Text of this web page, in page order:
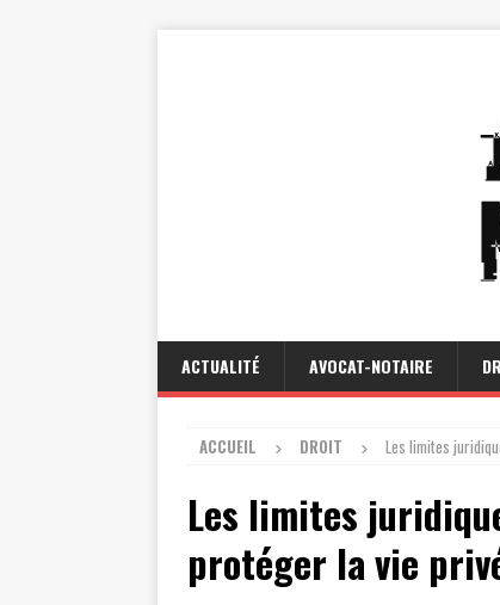
ACTUALITÉ AVOCAT-NOTAIRE
ACCUEIL DROIT Les limites
Les limites
protéger la vie